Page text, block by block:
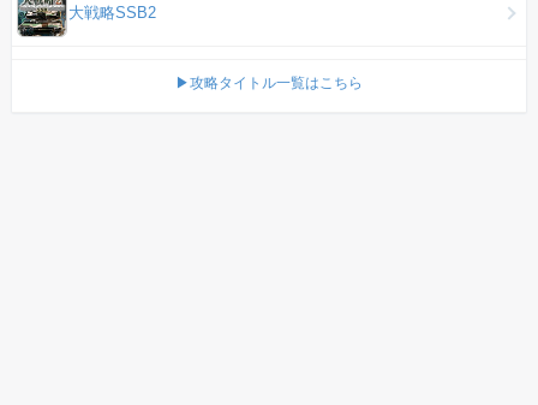
大戦略SSB2
▶攻略タイトル一覧はこちら